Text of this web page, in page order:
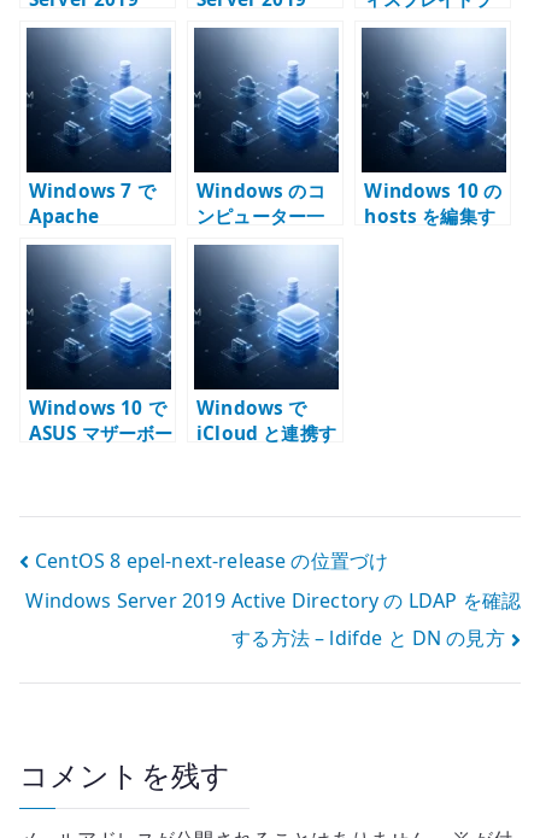
Active
Directory の構
築手順 – AD DS
とドメイン コン
トローラー昇格
Active
Directory の
LDAP を確認す
る方法 – ldifde
と DN の見方
イバの応答停止
と回復が出る場
合の確認点 –
Radeon HD
5450 と古い自作
PC の切り分け
Windows 7 で
Apache
Directory
Studio が起動し
ない場合の確認
点 – 64bit Java
と実行環境を揃
える
Windows のコ
ンピューター一
覧と WINS の関
係 – NetBIOS 名
と DNS を分けて
考える
Windows 10 の
hosts を編集す
Windows 10 で
ASUS マザーボー
Windows で
iCloud と連携す
る
投
稿
ゲ
ー
CentOS 8 epel-next-release の位置づけ
Windows Server 2019 Active Directory の LDAP を確認
する方法 – ldifde と DN の見方
コメントを残す